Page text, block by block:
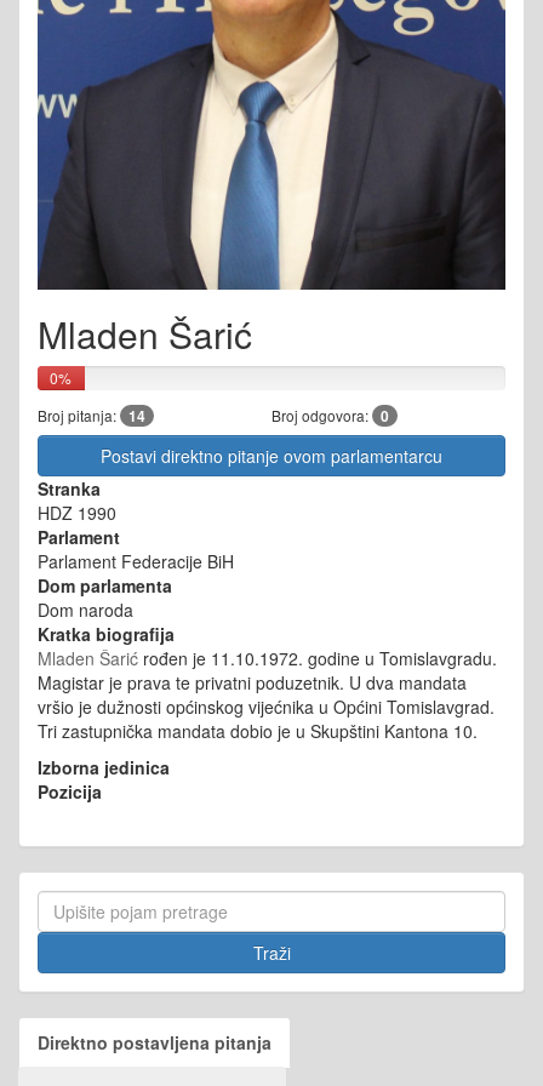
Mladen Šarić
0%
Broj pitanja: 14 Broj odgovora: 0
Postavi direktno pitanje ovom parlamentarcu
Stranka
HDZ 1990
Parlament
Parlament Federacije BiH
Dom parlamenta
Dom naroda
Kratka biografija
Mladen Šarić rođen je 11.10.1972. godine u Tomislavgradu.
Magistar je prava te privatni poduzetnik. U dva mandata
vršio je dužnosti općinskog vijećnika u Općini Tomislavgrad.
Tri zastupnička mandata dobio je u Skupštini Kantona 10.
Izborna jedinica
Pozicija
Direktno postavljena pitanja